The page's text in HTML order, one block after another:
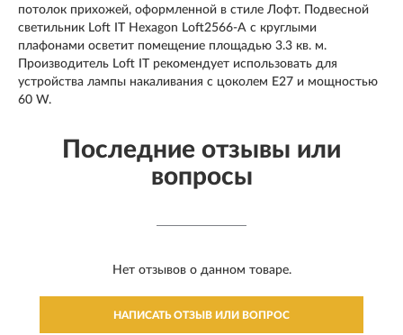
потолок прихожей, оформленной в стиле Лофт. Подвесной
светильник Loft IT Hexagon Loft2566-A с круглыми
плафонами осветит помещение площадью 3.3 кв. м.
Производитель Loft IT рекомендует использовать для
устройства лампы накаливания с цоколем E27 и мощностью
60 W.
Последние отзывы или
вопросы
Нет отзывов о данном товаре.
НАПИСАТЬ ОТЗЫВ ИЛИ ВОПРОС